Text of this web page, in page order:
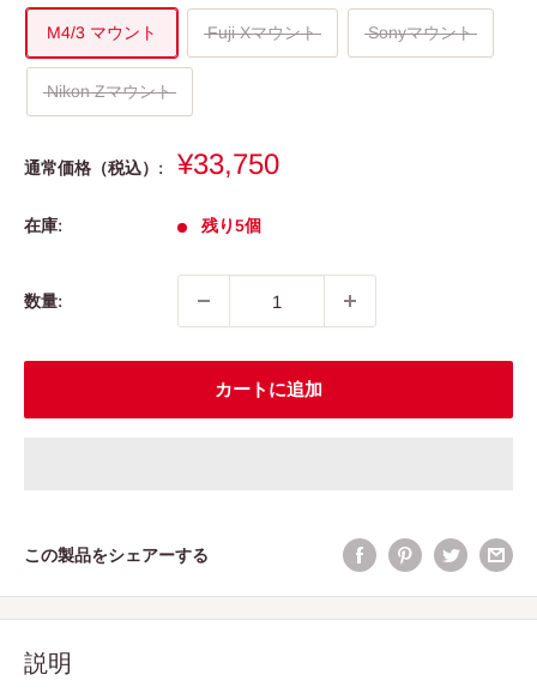
M4/3 マウント Fuji Xマウント Sonyマウント
Nikon Zマウント
通常価格（税込）:
販
価
¥33,750
在庫: 残り5個
数量:
カートに追加
この製品をシェアーする
説明